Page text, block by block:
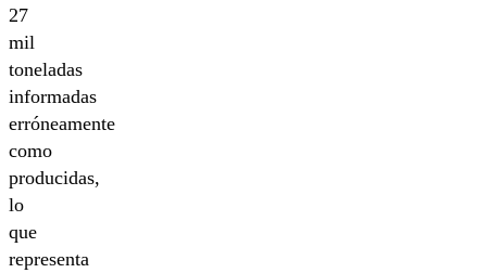
27
mil
toneladas
informadas
erróneamente
como
producidas,
lo
que
representa